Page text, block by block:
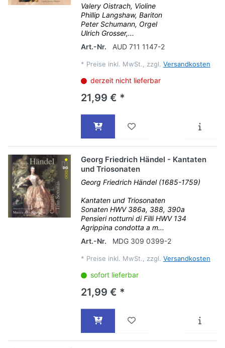
Valery Oistrach, Violine
Phillip Langshaw, Bariton
Peter Schumann, Orgel
Ulrich Grosser,...
Art.-Nr.
AUD 711 1147-2
* Preise inkl. MwSt., zzgl. Versandkosten
derzeit nicht lieferbar
21,99 € *
Georg Friedrich Händel - Kantaten
und Triosonaten
Georg Friedrich Händel (1685-1759)
Kantaten und Triosonaten
Sonaten HWV 386a, 388, 390a
Pensieri notturni di Filli HWV 134
Agrippina condotta a m...
Art.-Nr.
MDG 309 0399-2
* Preise inkl. MwSt., zzgl. Versandkosten
sofort lieferbar
21,99 € *